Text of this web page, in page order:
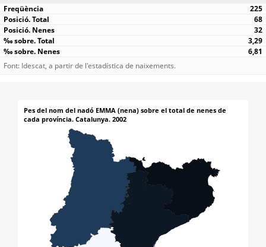
225
68
32
3,29
6,81
Font: Idescat, a partir de l'estadística de naixements.